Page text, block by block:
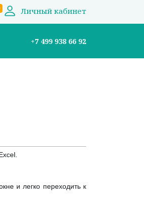
Личный кабинет
+7 499 938 66 92
и легко переходить к